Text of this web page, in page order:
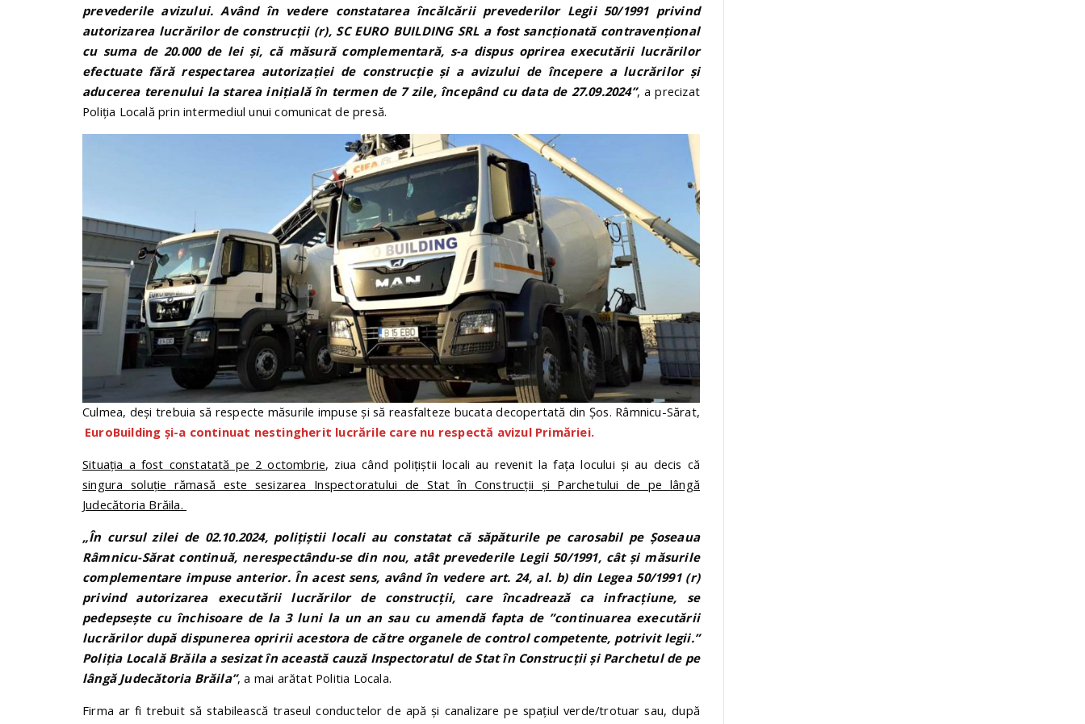
prevederile avizului. Având în vedere constatarea încălcării prevederilor Legii 50/1991 privind
autorizarea lucrărilor de construcții (r), SC EURO BUILDING SRL a fost sancționată contravențional
cu suma de 20.000 de lei și, că măsură complementară, s-a dispus oprirea executării lucrărilor
efectuate fără respectarea autorizației de construcție și a avizului de începere a lucrărilor și
aducerea terenului la starea inițială în termen de 7 zile, începând cu data de 27.09.2024”, a precizat
Poliția Locală prin intermediul unui comunicat de presă.
Culmea, deși trebuia să respecte măsurile impuse și să reasfalteze bucata decopertată din Șos. Râmnicu-Sărat,
EuroBuilding și-a continuat nestingherit lucrările care nu respectă avizul Primăriei.
Situația a fost constatată pe 2 octombrie, ziua când polițiștii locali au revenit la fața locului și au decis că
singura soluție rămasă este sesizarea Inspectoratului de Stat în Construcții și Parchetului de pe lângă
Judecătoria Brăila.
„În cursul zilei de 02.10.2024, polițiștii locali au constatat că săpăturile pe carosabil pe Șoseaua
Râmnicu-Sărat continuă, nerespectându-se din nou, atât prevederile Legii 50/1991, cât și măsurile
complementare impuse anterior. În acest sens, având în vedere art. 24, al. b) din Legea 50/1991 (r)
privind autorizarea executării lucrărilor de construcții, care încadrează ca infracțiune, se
pedepsește cu închisoare de la 3 luni la un an sau cu amendă fapta de ”continuarea executării
lucrărilor după dispunerea opririi acestora de către organele de control competente, potrivit legii.”
Poliția Locală Brăila a sesizat în această cauză Inspectoratul de Stat în Construcții și Parchetul de pe
lângă Judecătoria Brăila”, a mai arătat Politia Locala.
Firma ar fi trebuit să stabilească traseul conductelor de apă și canalizare pe spațiul verde/trotuar sau, după